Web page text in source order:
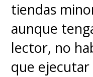
tiendas
aunque
lector, no
que